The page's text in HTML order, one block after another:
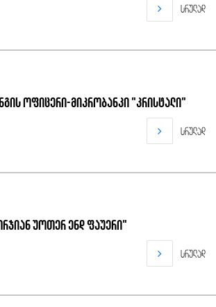
სრულად
ოფიცერი-მიკრობანკი "კრისტალი"
სრულად
უოთერ ენდ ფაუერი"
სრულად